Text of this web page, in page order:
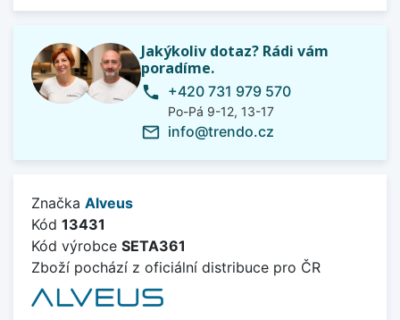
Jakýkoliv dotaz? Rádi vám
poradíme.
phone +420 731 979 570
Po-Pá 9-12, 13-17
mail_outline info@trendo.cz
Značka Alveus
Kód 13431
Kód výrobce SETA361
Zboží pochází z oficiální distribuce pro ČR